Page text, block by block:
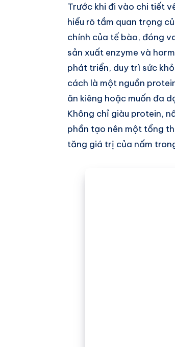
Trước khi đi vào chi tiết
hiểu rõ tầm quan trọng
chính của tế bào, đóng
sản xuất enzyme và
phát triển, duy trì sức
cách là một nguồn
ăn kiêng hoặc muốn đa
Không chỉ giàu protein,
phần tạo nên một tổng
tăng giá trị của nấm